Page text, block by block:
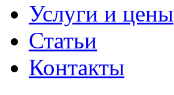
Услуги и цены
Статьи
Контакты